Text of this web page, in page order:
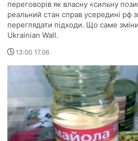
переговорів як власну «сильну
реальний стан справ усередині рф
переглядати підходи. Що саме
Ukrainian Wall.
13:00 17.06